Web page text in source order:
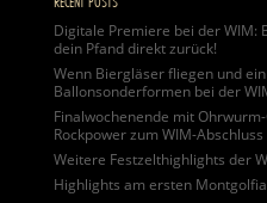
Digitale Premiere bei der WIM:
dein Pfand direkt zurück!
Wenn Biergläser fliegen und
Ballonsonderformen bei der
Finalwochenende mit
Rockpower zum WIM-Abschluss
Weitere Festzelthighlights der
Highlights am ersten